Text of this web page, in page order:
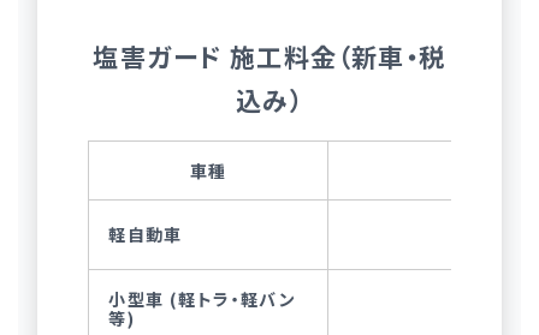
塩害ガード 施工料金（新車・税
込み）
車種
軽自動車
小型車 (軽トラ・軽バン
等)